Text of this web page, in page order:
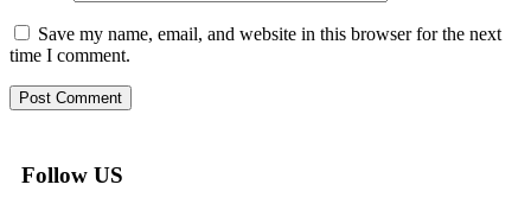
Save my name, email, and website in this browser for the next
time I comment.
Follow US